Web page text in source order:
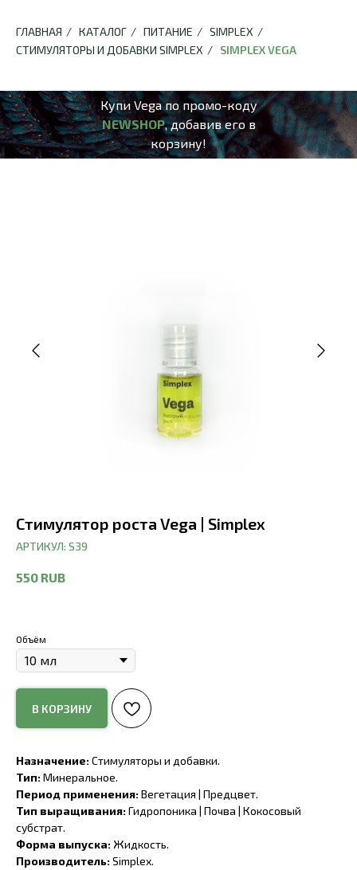
ГЛАВНАЯ / КАТАЛОГ / ПИТАНИЕ / SIMPLEX /
СТИМУЛЯТОРЫ И ДОБАВКИ SIMPLEX / SIMPLEX VEGA
Купи Vega по промо-коду
NEWSHOP, добавив его в
корзину!
Стимулятор роста Vega | Simplex
АРТИКУЛ: S39
550 RUB
Объём
В КОРЗИНУ
Назначение:Стимуляторы и добавки.
Тип:Минеральное.
Период применения:Вегетация | Предцвет.
Тип выращивания:Гидропоника | Почва | Кокосовый
субстрат.
Форма выпуска: Жидкость.
Производитель:Simplex.